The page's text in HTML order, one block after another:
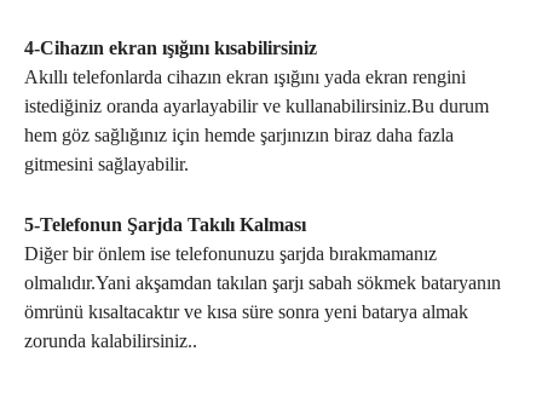
4-Cihazın ekran ışığını kısabilirsiniz
Akıllı telefonlarda cihazın ekran ışığını yada ekran rengini
istediğiniz oranda ayarlayabilir ve kullanabilirsiniz.Bu durum
hem göz sağlığınız için hemde şarjınızın biraz daha fazla
gitmesini sağlayabilir.
5-Telefonun Şarjda Takılı Kalması
Diğer bir önlem ise telefonunuzu şarjda bırakmamanız
olmalıdır.Yani akşamdan takılan şarjı sabah sökmek bataryanın
ömrünü kısaltacaktır ve kısa süre sonra yeni batarya almak
zorunda kalabilirsiniz..